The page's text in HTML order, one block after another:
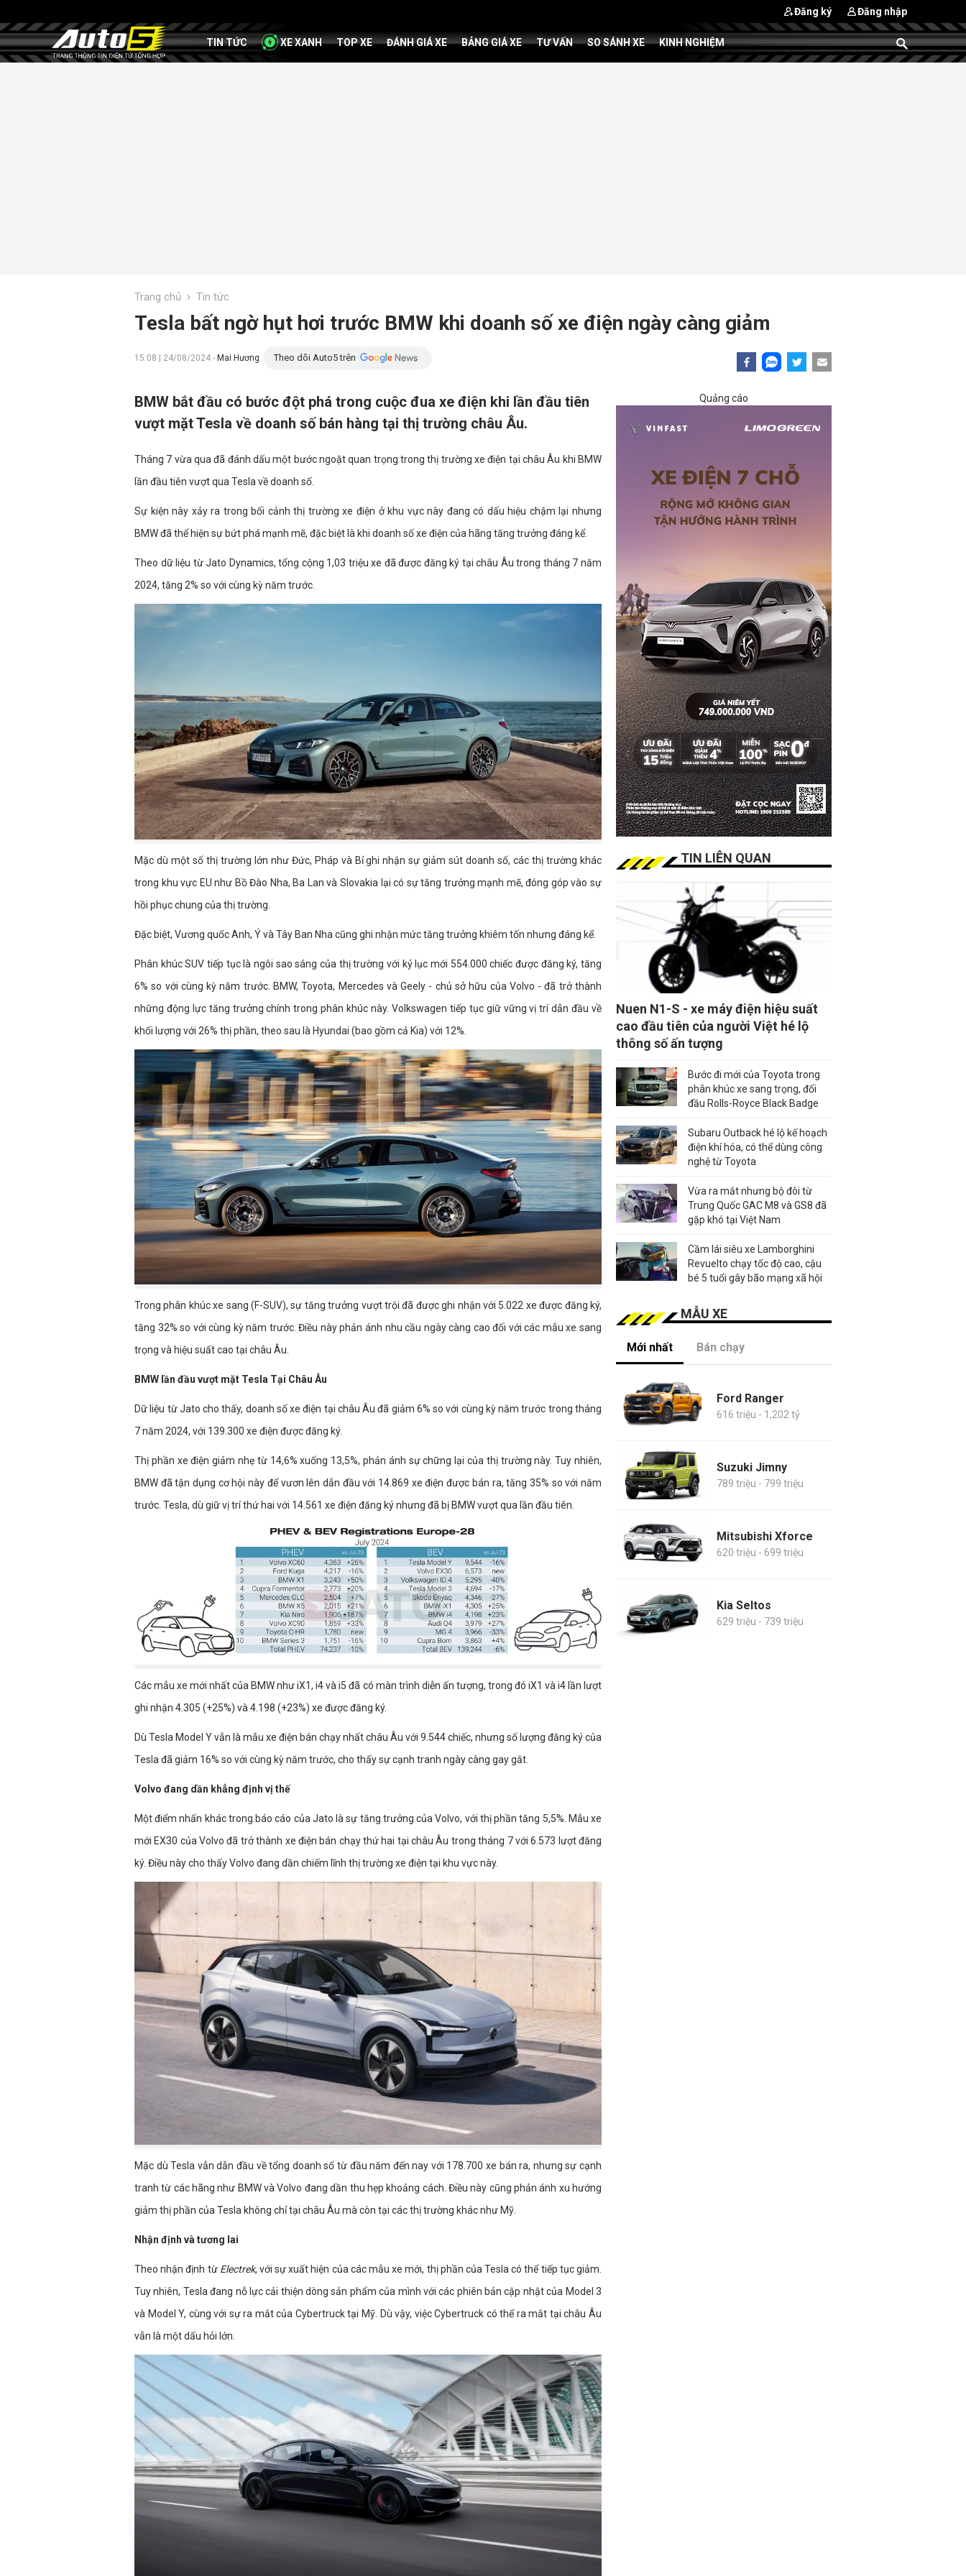
Đăng ký Đăng nhập
TIN TỨC XE XANH TOP XE ĐÁNH GIÁ XE BẢNG GIÁ XE TƯ VẤN SO SÁNH XE KINH NGHIỆM
Trang chủ › Tin tức
Tesla bất ngờ hụt hơi trước BMW khi doanh số xe điện ngày càng giảm
15:08 | 24/08/2024 - Mai Hương Theo dõi Auto5 trên
BMW bắt đầu có bước đột phá trong cuộc đua xe điện khi lần đầu tiên
vượt mặt Tesla về doanh số bán hàng tại thị trường châu Âu.
Tháng 7 vừa qua đã đánh dấu một bước ngoặt quan trọng trong thị trường xe điện tại châu Âu khi BMW
lần đầu tiên vượt qua Tesla về doanh số.
Sự kiện này xảy ra trong bối cảnh thị trường xe điện ở khu vực này đang có dấu hiệu chậm lại nhưng
BMW đã thể hiện sự bứt phá mạnh mẽ, đặc biệt là khi doanh số xe điện của hãng tăng trưởng đáng kể.
Theo dữ liệu từ Jato Dynamics, tổng cộng 1,03 triệu xe đã được đăng ký tại châu Âu trong tháng 7 năm
2024, tăng 2% so với cùng kỳ năm trước.
Mặc dù một số thị trường lớn như Đức, Pháp và Bỉ ghi nhận sự giảm sút doanh số, các thị trường khác
trong khu vực EU như Bồ Đào Nha, Ba Lan và Slovakia lại có sự tăng trưởng mạnh mẽ, đóng góp vào sự
hồi phục chung của thị trường.
Đặc biệt, Vương quốc Anh, Ý và Tây Ban Nha cũng ghi nhận mức tăng trưởng khiêm tốn nhưng đáng kể.
Phân khúc SUV tiếp tục là ngôi sao sáng của thị trường với kỷ lục mới 554.000 chiếc được đăng ký, tăng
6% so với cùng kỳ năm trước. BMW, Toyota, Mercedes và Geely - chủ sở hữu của Volvo - đã trở thành
những động lực tăng trưởng chính trong phân khúc này. Volkswagen tiếp tục giữ vững vị trí dẫn đầu về
khối lượng với 26% thị phần, theo sau là Hyundai (bao gồm cả Kia) với 12%.
Trong phân khúc xe sang (F-SUV), sự tăng trưởng vượt trội đã được ghi nhận với 5.022 xe được đăng ký,
tăng 32% so với cùng kỳ năm trước. Điều này phản ánh nhu cầu ngày càng cao đối với các mẫu xe sang
trọng và hiệu suất cao tại châu Âu.
BMW lần đầu vượt mặt Tesla Tại Châu Âu
Dữ liệu từ Jato cho thấy, doanh số xe điện tại châu Âu đã giảm 6% so với cùng kỳ năm trước trong tháng
7 năm 2024, với 139.300 xe điện được đăng ký.
Thị phần xe điện giảm nhẹ từ 14,6% xuống 13,5%, phản ánh sự chững lại của thị trường này. Tuy nhiên,
BMW đã tận dụng cơ hội này để vươn lên dẫn đầu với 14.869 xe điện được bán ra, tăng 35% so với năm
trước. Tesla, dù giữ vị trí thứ hai với 14.561 xe điện đăng ký nhưng đã bị BMW vượt qua lần đầu tiên.
Các mẫu xe mới nhất của BMW như iX1, i4 và i5 đã có màn trình diễn ấn tượng, trong đó iX1 và i4 lần lượt
ghi nhận 4.305 (+25%) và 4.198 (+23%) xe được đăng ký.
Dù Tesla Model Y vẫn là mẫu xe điện bán chạy nhất châu Âu với 9.544 chiếc, nhưng số lượng đăng ký của
Tesla đã giảm 16% so với cùng kỳ năm trước, cho thấy sự cạnh tranh ngày càng gay gắt.
Volvo đang dần khẳng định vị thế
Một điểm nhấn khác trong báo cáo của Jato là sự tăng trưởng của Volvo, với thị phần tăng 5,5%. Mẫu xe
mới EX30 của Volvo đã trở thành xe điện bán chạy thứ hai tại châu Âu trong tháng 7 với 6.573 lượt đăng
ký. Điều này cho thấy Volvo đang dần chiếm lĩnh thị trường xe điện tại khu vực này.
Mặc dù Tesla vẫn dẫn đầu về tổng doanh số từ đầu năm đến nay với 178.700 xe bán ra, nhưng sự cạnh
tranh từ các hãng như BMW và Volvo đang dần thu hẹp khoảng cách. Điều này cũng phản ánh xu hướng
giảm thị phần của Tesla không chỉ tại châu Âu mà còn tại các thị trường khác như Mỹ.
Nhận định và tương lai
Theo nhận định từ Electrek, với sự xuất hiện của các mẫu xe mới, thị phần của Tesla có thể tiếp tục giảm.
Tuy nhiên, Tesla đang nỗ lực cải thiện dòng sản phẩm của mình với các phiên bản cập nhật của Model 3
và Model Y, cùng với sự ra mắt của Cybertruck tại Mỹ. Dù vậy, việc Cybertruck có thể ra mắt tại châu Âu
vẫn là một dấu hỏi lớn.
Quảng cáo
TIN LIÊN QUAN
Nuen N1-S - xe máy điện hiệu suất
cao đầu tiên của người Việt hé lộ
thông số ấn tượng
Bước đi mới của Toyota trong
phân khúc xe sang trọng, đối
đầu Rolls-Royce Black Badge
Subaru Outback hé lộ kế hoạch
điện khí hóa, có thể dùng công
nghệ từ Toyota
Vừa ra mắt nhưng bộ đôi từ
Trung Quốc GAC M8 và GS8 đã
gặp khó tại Việt Nam
Cầm lái siêu xe Lamborghini
Revuelto chạy tốc độ cao, cậu
bé 5 tuổi gây bão mạng xã hội
MẪU XE
Mới nhất Bán chạy
Ford Ranger
616 triệu - 1,202 tỷ
Suzuki Jimny
789 triệu - 799 triệu
Mitsubishi Xforce
620 triệu - 699 triệu
Kia Seltos
629 triệu - 739 triệu